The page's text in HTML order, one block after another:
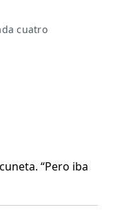
cuatro
“Pero iba